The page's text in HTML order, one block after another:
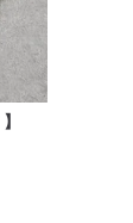
護照套 護照夾 客製【 快速出貨 】